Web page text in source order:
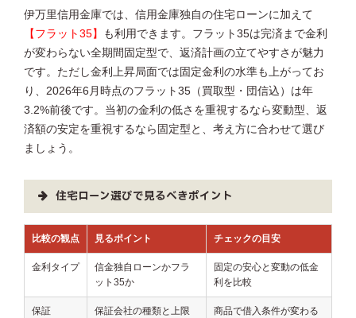
伊万里信用金庫では、信用金庫独自の住宅ローンに加えて
【フラット35】
も利用できます。フラット35は完済まで金利
が変わらない全期間固定型で、返済計画の立てやすさが魅力
です。ただし金利上昇局面では固定金利の水準も上がってお
り、2026年6月時点のフラット35（買取型・団信込）は年
3.2%前後です。当初の金利の低さを重視するなら変動型、返
済額の安定を重視するなら固定型と、考え方に合わせて選び
ましょう。
住宅ローン選びで見るべきポイント
比較の観点 見るポイント チェックの目安
金利タイプ
信金独自ローンかフラ
ット35か
固定の安心と変動の低金
利を比較
保証
保証会社の種類と上限
商品で借入条件が変わる